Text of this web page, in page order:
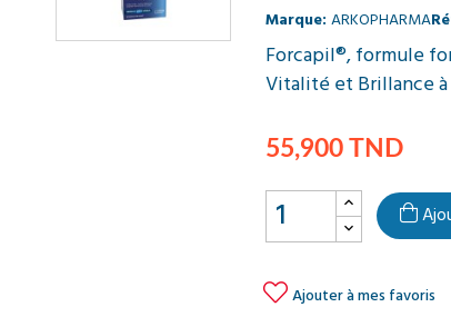
Marque: ARKOPHARMA
Forcapil®, formule
Vitalité et Brillance
55,900 TND
Ajouter à mes favoris